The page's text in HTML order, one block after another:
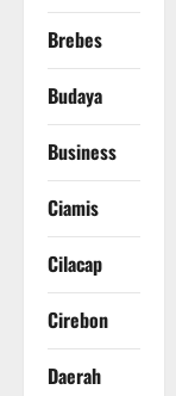
Brebes
Budaya
Business
Ciamis
Cilacap
Cirebon
Daerah